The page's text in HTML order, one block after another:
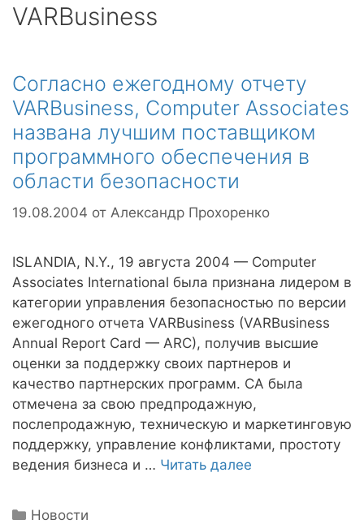
VARBusiness
Согласно ежегодному отчету
VARBusiness, Computer Associates
названа лучшим поставщиком
программного обеспечения в
области безопасности
19.08.2004 от Александр Прохоренко
ISLANDIA, N.Y., 19 августа 2004 — Computer
Associates International была признана лидером в
категории управления безопасностью по версии
ежегодного отчета VARBusiness (VARBusiness
Annual Report Card — ARC), получив высшие
оценки за поддержку своих партнеров и
качество партнерских программ. CA была
отмечена за свою предпродажную,
послепродажную, техническую и маркетинговую
поддержку, управление конфликтами, простоту
ведения бизнеса и … Читать далее
Рубрики
Новости